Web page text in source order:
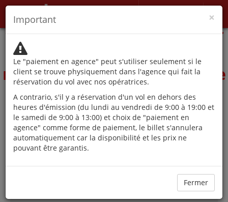
Les autorités déconseillent
les voyages, sauf pour des
raisons qui ne peuvent être
différées.
Les meilleures
offres de vols à
×
Important
Le "paiement en agence" peut s'utiliser seulement si le
client se trouve physiquement dans l'agence qui fait la
réservation du vol avec nos opératrices.
A contrario, s'il y a réservation d'un vol en dehors des
heures d'émission (du lundi au vendredi de 9:00 à 19:00 et
le samedi de 9:00 à 13:00) et choix de "paiement en
agence" comme forme de paiement, le billet s'annulera
automatiquement car la disponibilité et les prix ne
pouvant être garantis.
Fermer